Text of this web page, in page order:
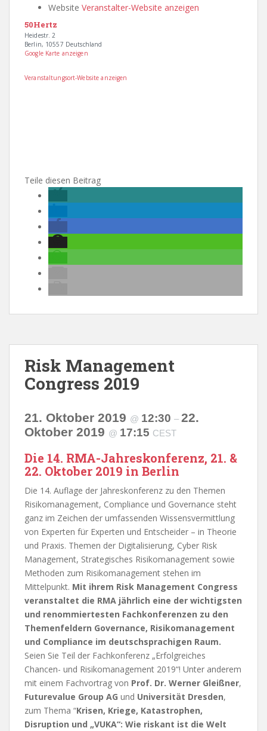
Website Veranstalter-Website anzeigen
50Hertz
Heidestr. 2
Berlin, 10557 Deutschland
Google Karte anzeigen
Veranstaltungsort-Website anzeigen
Teile diesen Beitrag
Risk Management
Congress 2019
21. Oktober 2019 @ 12:30 – 22.
Oktober 2019 @ 17:15 CEST
Die 14. RMA-Jahreskonferenz, 21. &
22. Oktober 2019 in Berlin
Die 14. Auflage der Jahreskonferenz zu den Themen
Risikomanagement, Compliance und Governance steht
ganz im Zeichen der umfassenden Wissensvermittlung
von Experten für Experten und Entscheider – in Theorie
und Praxis. Themen der Digitalisierung, Cyber Risk
Management, Strategisches Risikomanagement sowie
Methoden zum Risikomanagement stehen im
Mittelpunkt. Mit ihrem Risk Management Congress
veranstaltet die RMA jährlich eine der wichtigsten
und renommiertesten Fachkonferenzen zu den
Themenfeldern Governance, Risikomanagement
und Compliance im deutschsprachigen Raum.
Seien Sie Teil der Fachkonferenz „Erfolgreiches
Chancen- und Risikomanagement 2019“! Unter anderem
mit einem Fachvortrag von Prof. Dr. Werner Gleißner,
Futurevalue Group AG und Universität Dresden,
zum Thema “Krisen, Kriege, Katastrophen,
Disruption und „VUKA“: Wie riskant ist die Welt